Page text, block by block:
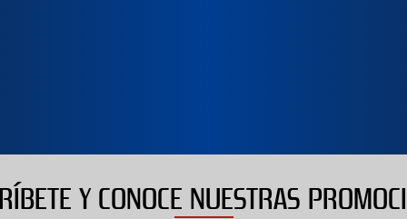
Y CONOCE NUESTRAS